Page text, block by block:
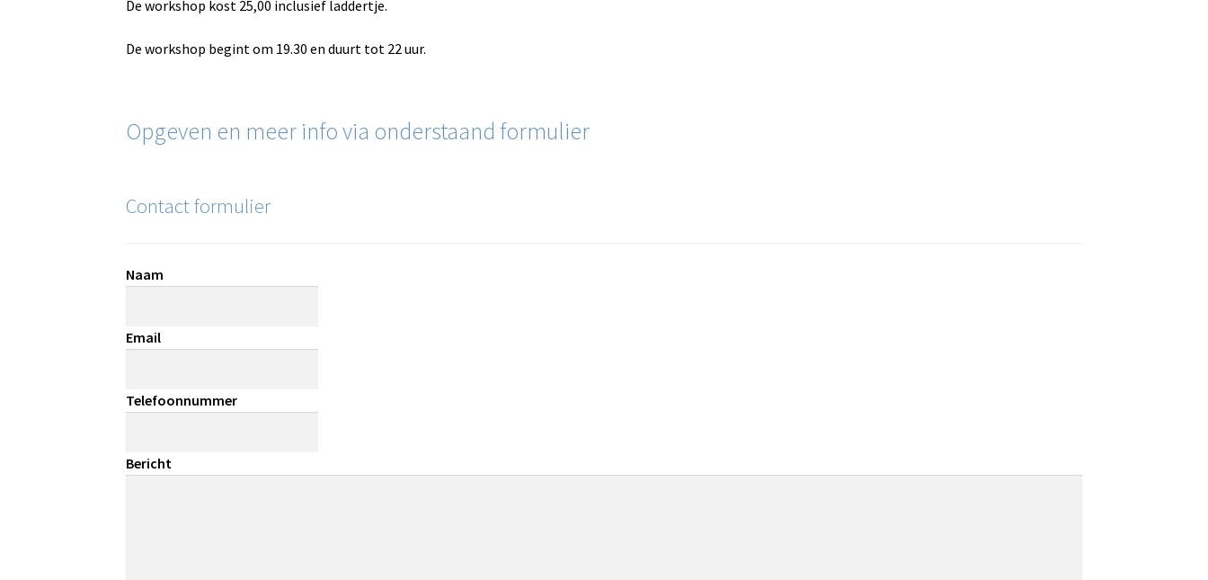
De workshop kost 25,00 inclusief laddertje.
De workshop begint om 19.30 en duurt tot 22 uur.
Opgeven en meer info via onderstaand formulier
Contact formulier
Naam
Email
Telefoonnummer
Bericht